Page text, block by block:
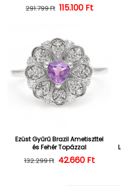
Normál ár
291.799 Ft Kedvezményes
115.100 Ft
Ezüst Gyűrű Brazil Ametiszttel
és Fehér Topázzal
Normál ár
132.299 Ft Kedvezményes
42.660 Ft